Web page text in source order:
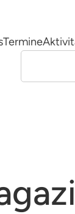
Termine